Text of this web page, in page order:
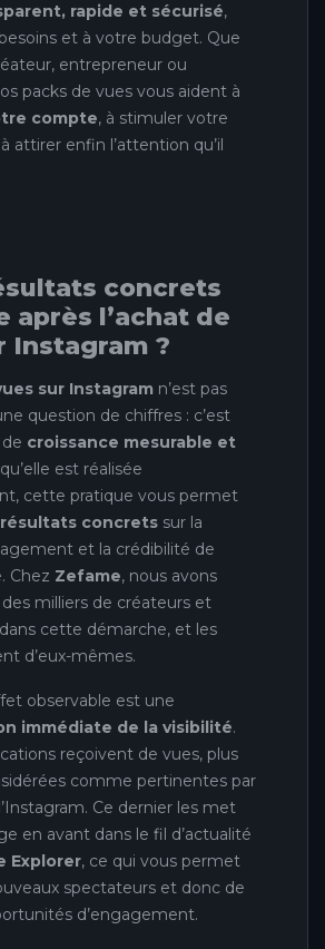
rapide et sécurisé,
et à votre budget. Que
entrepreneur ou
packs de vues vous aident à
compte, à stimuler votre
attirer enfin l’attention qu’il
concrets
après l’achat de
Instagram ?
sur Instagram n’est pas
question de chiffres : c’est
croissance mesurable et
est réalisée
cette pratique vous permet
résultats concrets sur la
et la crédibilité de
Chez Zefame, nous avons
milliers de créateurs et
cette démarche, et les
d’eux-mêmes.
observable est une
immédiate de la visibilité.
reçoivent de vues, plus
comme pertinentes par
Ce dernier les met
en avant dans le fil d’actualité
Explorer, ce qui vous permet
spectateurs et donc de
d’engagement.